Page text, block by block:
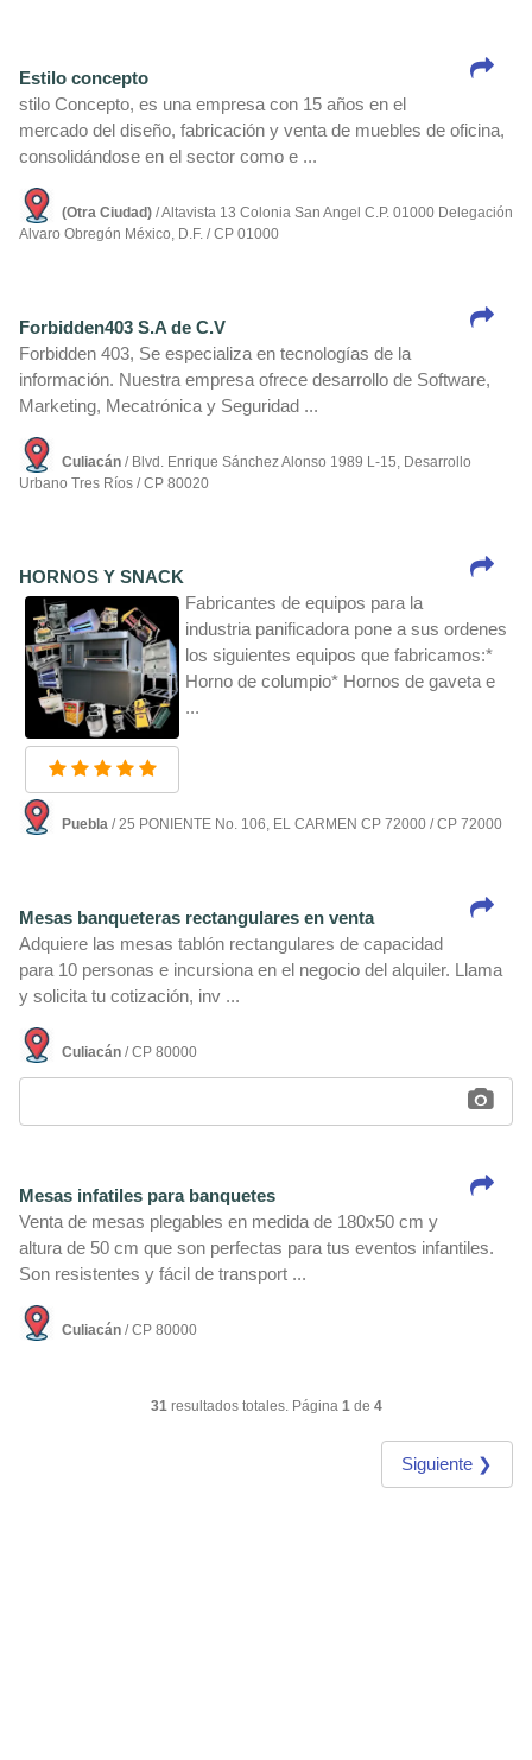
Estilo concepto
stilo Concepto, es una empresa con 15 años en el
mercado del diseño, fabricación y venta de muebles de oficina,
consolidándose en el sector como e ...
(Otra Ciudad) / Altavista 13 Colonia San Angel C.P. 01000 Delegación
Alvaro Obregón México, D.F. / CP 01000
Forbidden403 S.A de C.V
Forbidden 403, Se especializa en tecnologí­as de la
información. Nuestra empresa ofrece desarrollo de Software,
Marketing, Mecatrónica y Seguridad ...
Culiacán / Blvd. Enrique Sánchez Alonso 1989 L-15, Desarrollo
Urbano Tres Rí­os / CP 80020
HORNOS Y SNACK
Fabricantes de equipos para la
industria panificadora pone a sus ordenes
los siguientes equipos que fabricamos:*
Horno de columpio* Hornos de gaveta e
...
Puebla / 25 PONIENTE No. 106, EL CARMEN CP 72000 / CP 72000
Mesas banqueteras rectangulares en venta
Adquiere las mesas tablón rectangulares de capacidad
para 10 personas e incursiona en el negocio del alquiler. Llama
y solicita tu cotización, inv ...
Culiacán / CP 80000
Mesas infatiles para banquetes
Venta de mesas plegables en medida de 180x50 cm y
altura de 50 cm que son perfectas para tus eventos infantiles.
Son resistentes y fácil de transport ...
Culiacán / CP 80000
31 resultados totales. Página 1 de 4
Siguiente ❯